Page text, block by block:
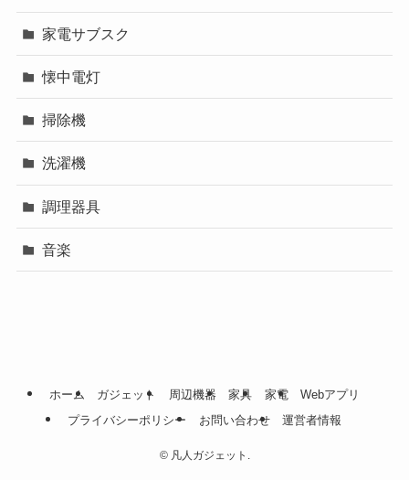
家電サブスク
懐中電灯
掃除機
洗濯機
調理器具
音楽
ホーム ガジェット 周辺機器 家具 家電
Webアプリ
プライバシーポリシー
お問い合わせ 運営者情報
©凡人ガジェット.